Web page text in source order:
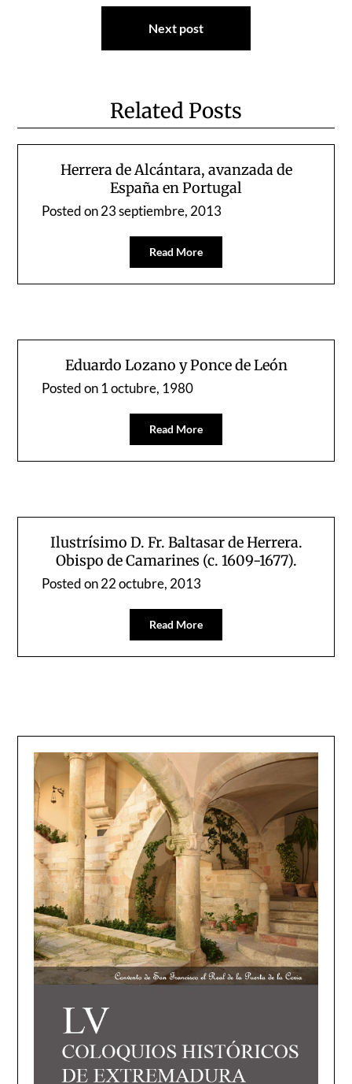
Next post
Related Posts
Herrera de Alcántara, avanzada de
España en Portugal
Posted on23 septiembre, 2013
Read More
Eduardo Lozano y Ponce de León
Posted on1 octubre, 1980
Read More
Ilustrísimo D. Fr. Baltasar de Herrera.
Obispo de Camarines (c. 1609-1677).
Posted on22 octubre, 2013
Read More